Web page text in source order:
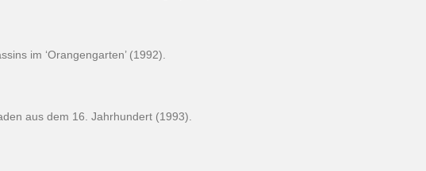
im ‘Orangengarten’ (1992).
aus dem 16. Jahrhundert (1993).